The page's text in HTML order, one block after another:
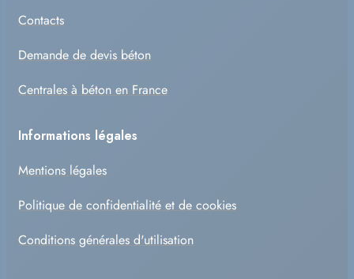
Contacts
Demande de devis béton
Centrales à béton en France
Informations légales
Mentions légales
Politique de confidentialité et de cookies
Conditions générales d'utilisation